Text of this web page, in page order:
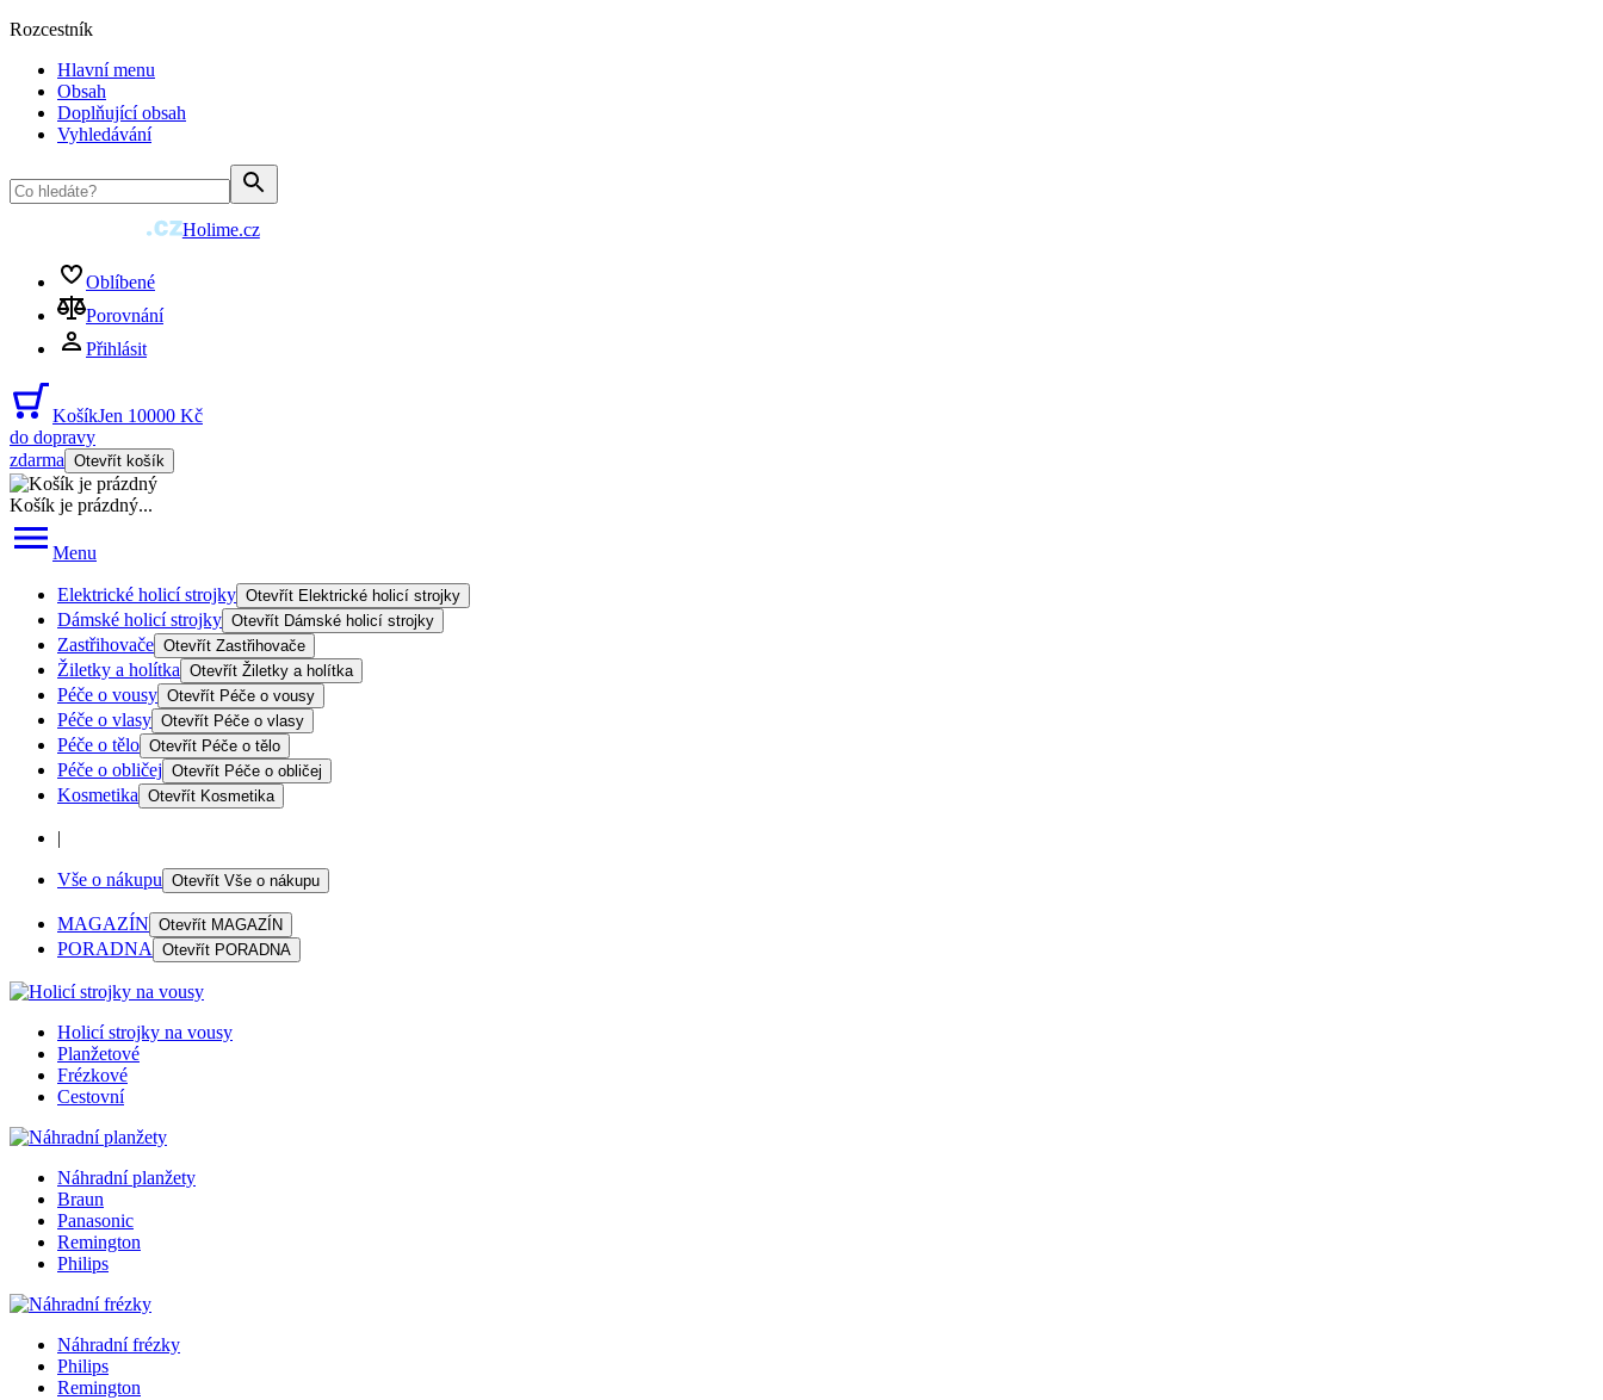
Rozcestník
Hlavní menu
Obsah
Doplňující obsah
Vyhledávání
Holime.cz
Oblíbené
Porovnání
Přihlásit
KošíkJen 10000 Kč
do dopravy
zdarma Otevřít košík
Košík je prázdný...
Menu
Elektrické holicí strojky Otevřít Elektrické holicí strojky
Dámské holicí strojky Otevřít Dámské holicí strojky
Zastřihovače Otevřít Zastřihovače
Žiletky a holítka Otevřít Žiletky a holítka
Péče o vousy Otevřít Péče o vousy
Péče o vlasy Otevřít Péče o vlasy
Péče o tělo Otevřít Péče o tělo
Péče o obličej Otevřít Péče o obličej
Kosmetika Otevřít Kosmetika
|
Vše o nákupu Otevřít Vše o nákupu
MAGAZÍN Otevřít MAGAZÍN
PORADNA Otevřít PORADNA
Holicí strojky na vousy
Planžetové
Frézkové
Cestovní
Náhradní planžety
Braun
Panasonic
Remington
Philips
Náhradní frézky
Philips
Remington